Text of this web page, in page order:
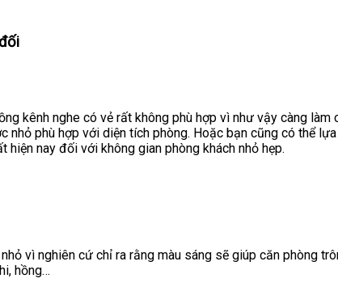
kênh nghe có vẻ rất không phù hợp vì như vậy càng
phù hợp với diện tích phòng. Hoặc bạn cũng có thể
nay đối với không gian phòng khách nhỏ hẹp.
vì nghiên cứ chỉ ra rằng màu sáng sẽ giúp căn phòng
hồng…